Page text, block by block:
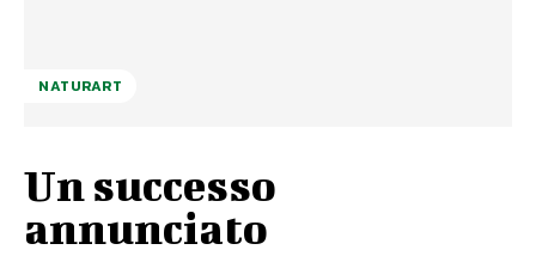
NATURART
Un successo
annunciato